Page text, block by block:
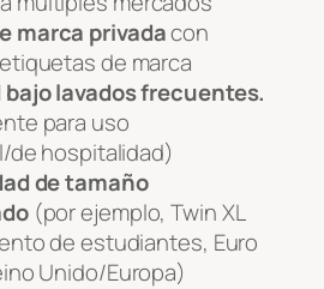
marca privadacon
de marca
lavados frecuentes.
para uso
hospitalidad)
de tamaño
(por ejemplo, Twin XL
de estudiantes, Euro
Unido/Europa)